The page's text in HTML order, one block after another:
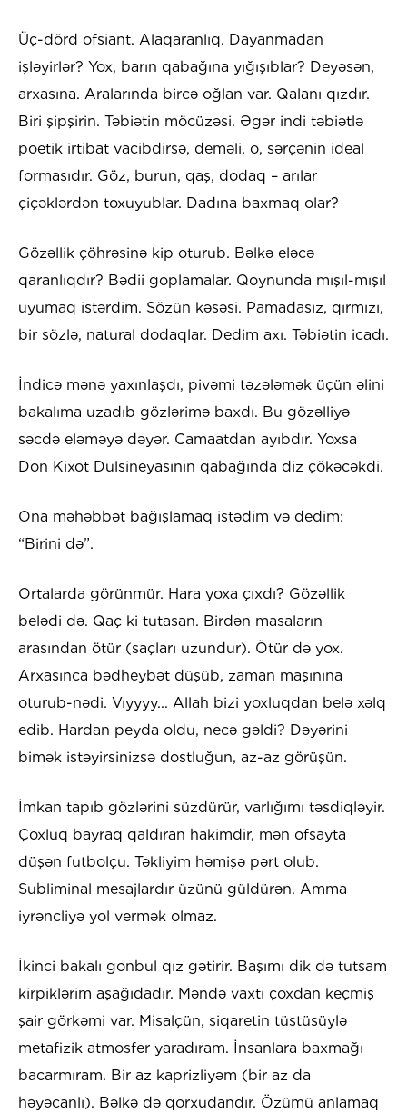
Üç-dörd ofsiant. Alaqaranlıq. Dayanmadan
işləyirlər? Yox, barın qabağına yığışıblar? Deyəsən,
arxasına. Aralarında bircə oğlan var. Qalanı qızdır.
Biri şipşirin. Təbiətin möcüzəsi. Əgər indi təbiətlə
poetik irtibat vacibdirsə, deməli, o, sərçənin ideal
formasıdır. Göz, burun, qaş, dodaq – arılar
çiçəklərdən toxuyublar. Dadına baxmaq olar?
Gözəllik çöhrəsinə kip oturub. Bəlkə eləcə
qaranlıqdır? Bədii goplamalar. Qoynunda mışıl-mışıl
uyumaq istərdim. Sözün kəsəsi. Pamadasız, qırmızı,
bir sözlə, natural dodaqlar. Dedim axı. Təbiətin icadı.
İndicə mənə yaxınlaşdı, pivəmi təzələmək üçün əlini
bakalıma uzadıb gözlərimə baxdı. Bu gözəlliyə
səcdə eləməyə dəyər. Camaatdan ayıbdır. Yoxsa
Don Kixot Dulsineyasının qabağında diz çökəcəkdi.
Ona məhəbbət bağışlamaq istədim və dedim:
“Birini də”.
Ortalarda görünmür. Hara yoxa çıxdı? Gözəllik
belədi də. Qaç ki tutasan. Birdən masaların
arasından ötür (saçları uzundur). Ötür də yox.
Arxasınca bədheybət düşüb, zaman maşınına
oturub-nədi. Vıyyyy... Allah bizi yoxluqdan belə xəlq
edib. Hardan peyda oldu, necə gəldi? Dəyərini
bimək istəyirsinizsə dostluğun, az-az görüşün.
İmkan tapıb gözlərini süzdürür, varlığımı təsdiqləyir.
Çoxluq bayraq qaldıran hakimdir, mən ofsayta
düşən futbolçu. Təkliyim həmişə pərt olub.
Subliminal mesajlardır üzünü güldürən. Amma
iyrəncliyə yol vermək olmaz.
İkinci bakalı gonbul qız gətirir. Başımı dik də tutsam
kirpiklərim aşağıdadır. Məndə vaxtı çoxdan keçmiş
şair görkəmi var. Misalçün, siqaretin tüstüsüylə
metafizik atmosfer yaradıram. İnsanlara baxmağı
bacarmıram. Bir az kaprizliyəm (bir az da
həyəcanlı). Bəlkə də qorxudandır. Özümü anlamaq